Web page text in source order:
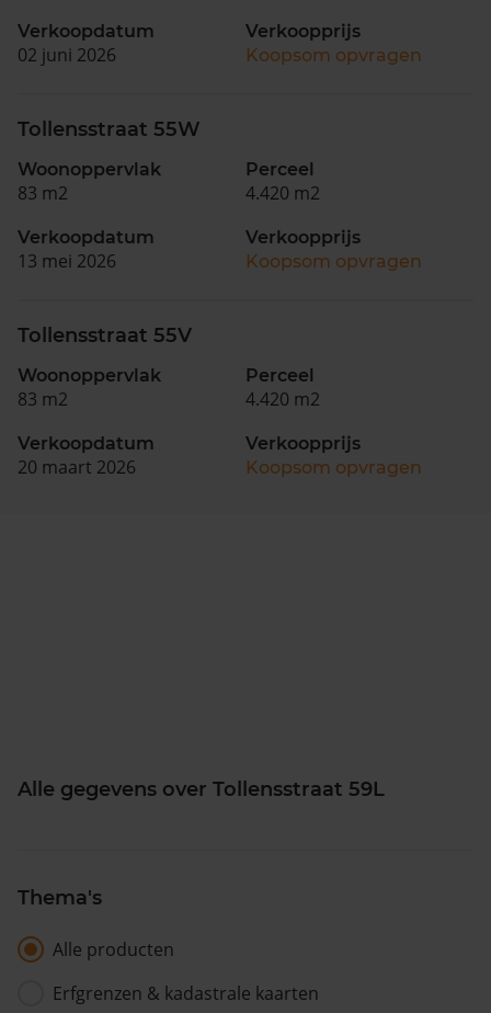
Verkoopdatum
02 juni 2026
Verkoopprijs
Koopsom opvragen
Tollensstraat 55W
Woonoppervlak
83 m2
Perceel
4.420 m2
Verkoopdatum
13 mei 2026
Verkoopprijs
Koopsom opvragen
Tollensstraat 55V
Woonoppervlak
83 m2
Perceel
4.420 m2
Verkoopdatum
20 maart 2026
Verkoopprijs
Koopsom opvragen
Alle gegevens over Tollensstraat 59L
Thema's
Alle producten
Erfgrenzen & kadastrale kaarten